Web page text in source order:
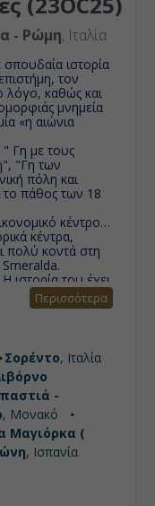
- Ρώμη, Ιταλία
ιστορία
τον
λόγο, καθώς και
μνημεία
«η αιώνια
Γη με τους
"Γη των
πόλη και
το πάθος των 18
κέντρο
κέντρα,
πολύ κοντά στη
Η ιστορία του έχει
τις πόλης που
από το
της Βενετίας
από πύργους
πόλη του
η οποία
της
Ακρωτηρίου.
πόλη του νησιού
νομού.
θέρετρο,
στην
Περισσότερα
Σορέντο, Ιταλία
-
, Μονακό
Μαγιόρκα (
, Ισπανία